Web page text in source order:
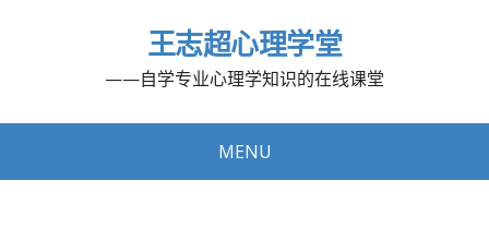
王志超心理学堂
——自学专业心理学知识的在线课堂
MENU